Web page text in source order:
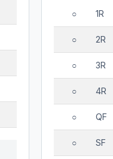
○ 1R
○ 2R
○ 3R
○ 4R
○ QF
○ SF